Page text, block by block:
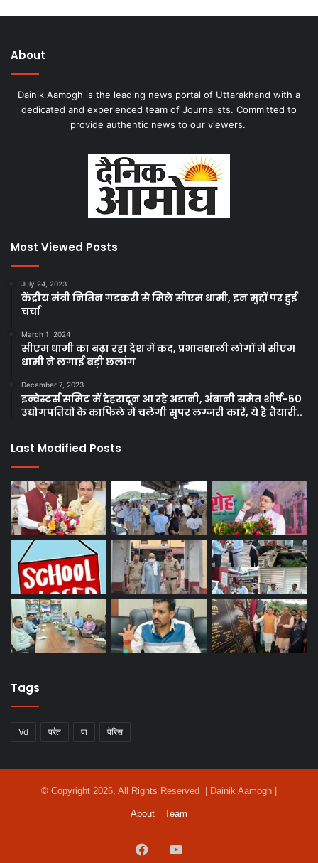
About
Dainik Aamogh is the leading news portal of Uttarakhand with a
dedicated and experienced team of Journalists. Committed to
provide authentic news to our viewers.
Most Viewed Posts
July 24, 2023
केंद्रीय मंत्री नितिन गडकरी से मिले सीएम धामी, इन मुद्दों पर हुई
चर्चा
March 1, 2024
सीएम धामी का बढ़ा रहा देश में कद, प्रभावशाली लोगों में सीएम
धामी ने लगाई बड़ी छलांग
December 7, 2023
इन्वेस्टर्स समिट में देहरादून आ रहे अडानी, अंबानी समेत शीर्ष-50
उद्योगपतियों के काफिले में चलेंगी सुपर लग्जरी कारें, ये है तैयारी..
Last Modified Posts
Tags
Vd परैत पा पेरिस
© Copyright 2026, All Rights Reserved | Dainik Aamogh |
About Team
Facebook